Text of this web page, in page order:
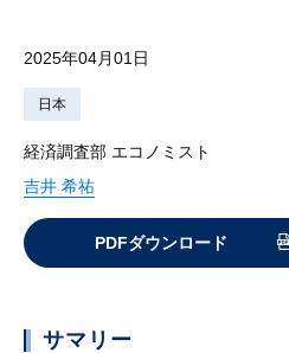
2025年04月01日
日本
経済調査部 エコノミスト
吉井 希祐
PDFダウンロード
サマリー